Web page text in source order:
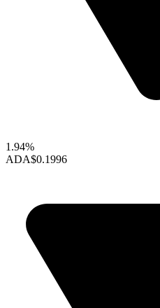
1.94%
ADA$0.1996